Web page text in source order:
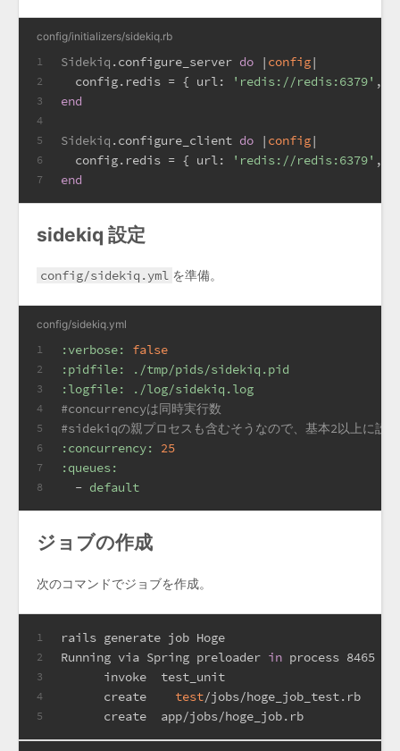
config/initializers/sidekiq.rb
1
2
3
4
5
6
7
Sidekiq .configure_server do | config|
  config.redis = {
url: 'redis://redis:6379' ,
end
Sidekiq .configure_client do | config|
  config.redis = {
url: 'redis://redis:6379' ,
end
sidekiq 設定
config/sidekiq.yml を準備。
config/sidekiq.yml
1
2
3
4
5
6
7
8
:verbose:
false
:pidfile:
./tmp/pids/sidekiq.pid
:logfile:
./log/sidekiq.log
#concurrencyは同時実行数
#sidekiqの親プロセスも含むそうなので、基本2以上に設
:concurrency:
25
:queues:
- default
ジョブの作成
次のコマンドでジョブを作成。
1
2
3
4
5
rails generate job Hoge
Running via Spring preloader in process 8465
      invoke  test_unit
      create
test/jobs/hoge_job_test.rb
      create  app/jobs/hoge_job.rb